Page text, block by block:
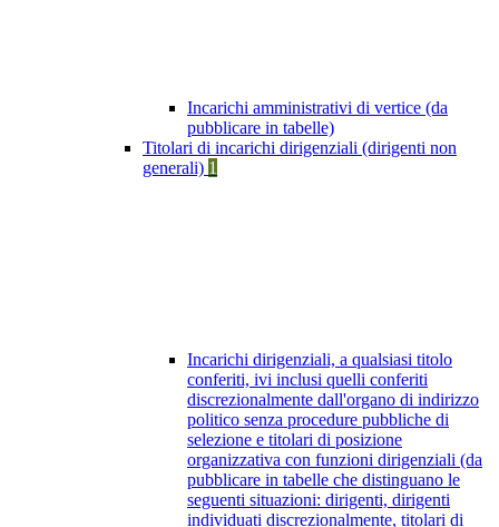
Incarichi amministrativi di vertice (da
pubblicare in tabelle)
Titolari di incarichi dirigenziali (dirigenti non
generali) 1
Incarichi dirigenziali, a qualsiasi titolo
conferiti, ivi inclusi quelli conferiti
discrezionalmente dall'organo di indirizzo
politico senza procedure pubbliche di
selezione e titolari di posizione
organizzativa con funzioni dirigenziali (da
pubblicare in tabelle che distinguano le
seguenti situazioni: dirigenti, dirigenti
individuati discrezionalmente, titolari di